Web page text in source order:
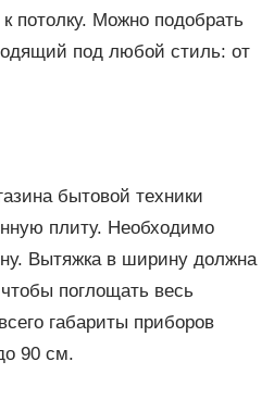
потолку. Можно подобрать
под любой стиль: от
бытовой техники
плиту. Необходимо
Вытяжка в ширину должна
поглощать весь
габариты приборов
90 см.